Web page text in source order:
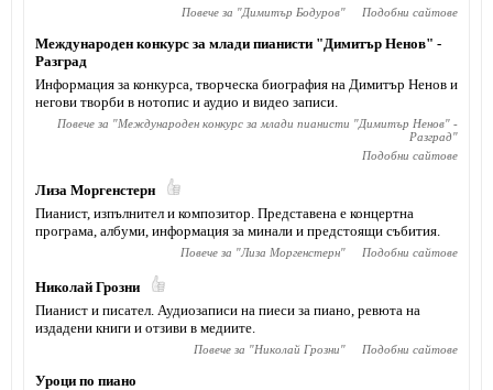
Повече за "Димитър Бодуров" Подобни сайтове
Международен конкурс за млади пианисти "Димитър Ненов" -
Разград
Информация за конкурса, творческа биография на Димитър Ненов и
негови творби в нотопис и аудио и видео записи.
Повече за "Международен конкурс за млади пианисти "Димитър Ненов" -
Разград"
Подобни сайтове
Лиза Моргенстерн
Пианист, изпълнител и композитор. Представена е концертна
програма, албуми, информация за минали и предстоящи събития.
Повече за "Лиза Моргенстерн" Подобни сайтове
Николай Грозни
Пианист и писател. Аудиозаписи на пиеси за пиано, ревюта на
издадени книги и отзиви в медиите.
Повече за "Николай Грозни" Подобни сайтове
Уроци по пиано